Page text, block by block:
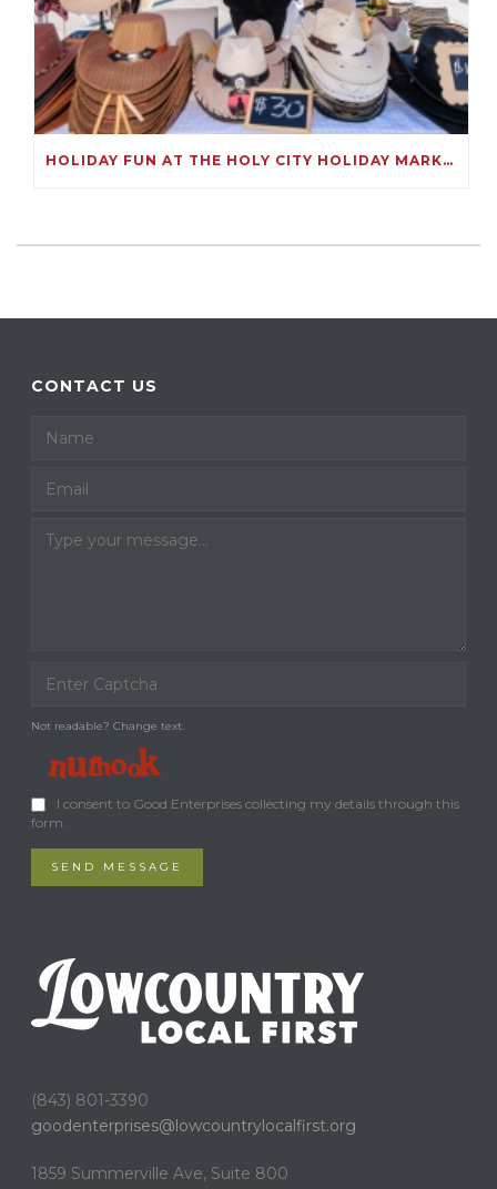
HOLIDAY FUN AT THE HOLY CITY HOLIDAY MARKET
CONTACT US
Not readable? Change text.
I consent to Good Enterprises collecting my details through this
form.
SEND MESSAGE
(843) 801-3390
goodenterprises@lowcountrylocalfirst.org
1859 Summerville Ave, Suite 800